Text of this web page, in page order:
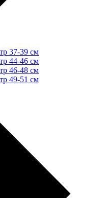
37-39 см
44-46 см
46-48 см
49-51 см